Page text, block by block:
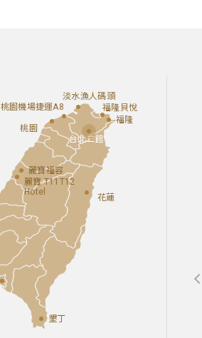
淡水漁人碼頭
麗寶福容
麗寶 T11T12
Hotel
墾丁
花蓮
福隆
台北二館
桃園機場捷運A8
桃園
福隆貝悅